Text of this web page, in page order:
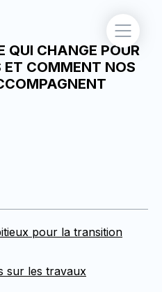
QUI CHANGE POUR
ET COMMENT NOS
pour la transition
sur les travaux